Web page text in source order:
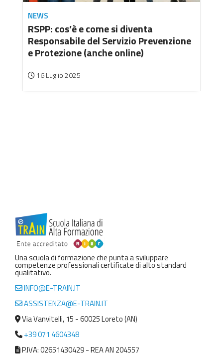
NEWS
RSPP: cos’è e come si diventa
Responsabile del Servizio Prevenzione
e Protezione (anche online)
16 Luglio 2025
Una scuola di formazione che punta a sviluppare
competenze professionali certificate di alto standard
qualitativo.
INFO@E-TRAIN.IT
ASSISTENZA@E-TRAIN.IT
Via Vanvitelli, 15 - 60025 Loreto (AN)
+39 071 4604348
P.IVA: 02651430429 - REA AN 204557